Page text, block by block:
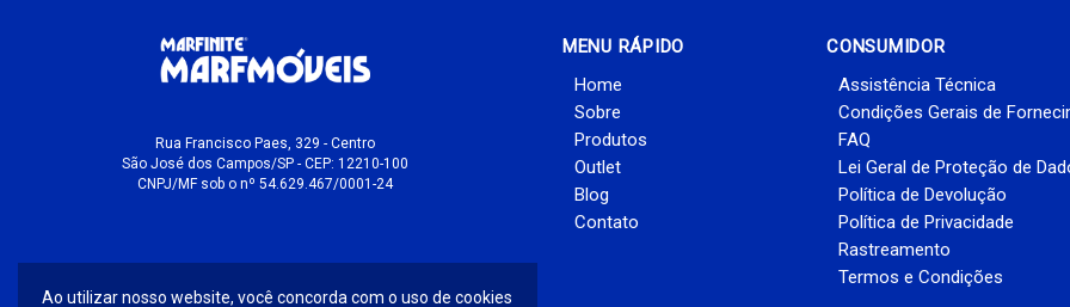
Rua Francisco Paes, 329 - Centro
São José dos Campos/SP - CEP: 12210-100
CNPJ/MF sob o nº 54.629.467/0001-24
MENU RÁPIDO
Home
Sobre
Produtos
Outlet
Blog
Contato
CONSUMIDOR
Assistência Técnica
Condições Gerais de
FAQ
Lei Geral de Proteção de
Política de Devolução
Política de Privacidade
Rastreamento
Termos e Condições
Ao utilizar nosso website, você concorda com o uso de cookies